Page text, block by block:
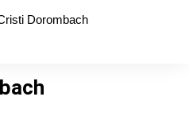
Dorombach